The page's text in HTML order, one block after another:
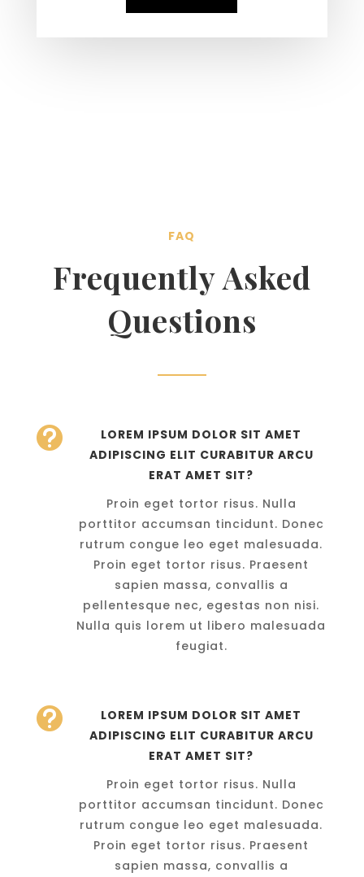
FAQ
Frequently Asked
Questions

LOREM IPSUM DOLOR SIT AMET
ADIPISCING ELIT CURABITUR ARCU
ERAT AMET SIT?
Proin eget tortor risus. Nulla
porttitor accumsan tincidunt. Donec
rutrum congue leo eget malesuada.
Proin eget tortor risus. Praesent
sapien massa, convallis a
pellentesque nec, egestas non nisi.
Nulla quis lorem ut libero malesuada
feugiat.

LOREM IPSUM DOLOR SIT AMET
ADIPISCING ELIT CURABITUR ARCU
ERAT AMET SIT?
Proin eget tortor risus. Nulla
porttitor accumsan tincidunt. Donec
rutrum congue leo eget malesuada.
Proin eget tortor risus. Praesent
sapien massa, convallis a